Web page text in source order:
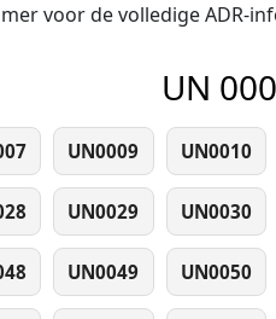
voor de volledige ADR-
UN
UN0009 UN0010
UN0029 UN0030
UN0049 UN0050